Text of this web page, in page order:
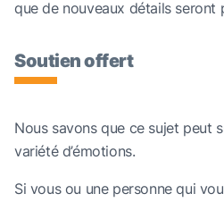
que de nouveaux détails seront
Soutien offert
Nous savons que ce sujet peut
variété d’émotions.
Si vous ou une personne qui